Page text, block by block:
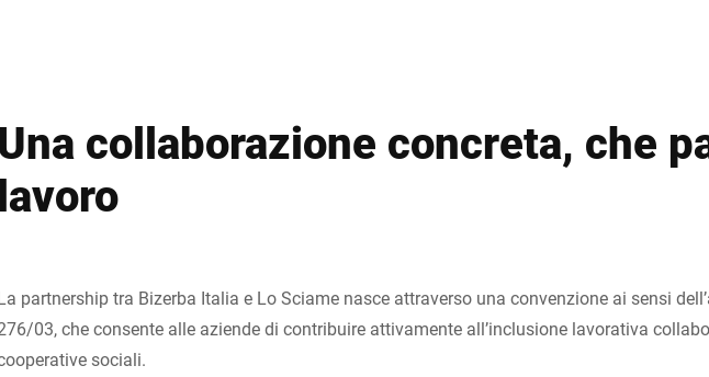
Una collaborazione concreta, che
lavoro
partnership tra Bizerba Italia e Lo Sciame nasce attraverso una convenzione ai sensi
03, che consente alle aziende di contribuire attivamente all’inclusione lavorativa
sociali.